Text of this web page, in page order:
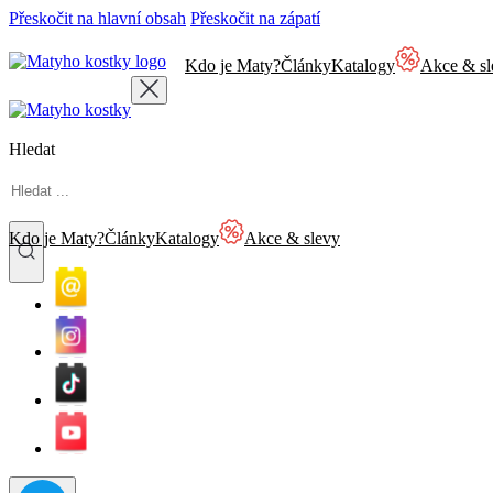
Přeskočit na hlavní obsah Přeskočit na zápatí
Kdo je Maty?ČlánkyKatalogy Akce &
Hledat
Kdo je Maty?ČlánkyKatalogy Akce & slevy